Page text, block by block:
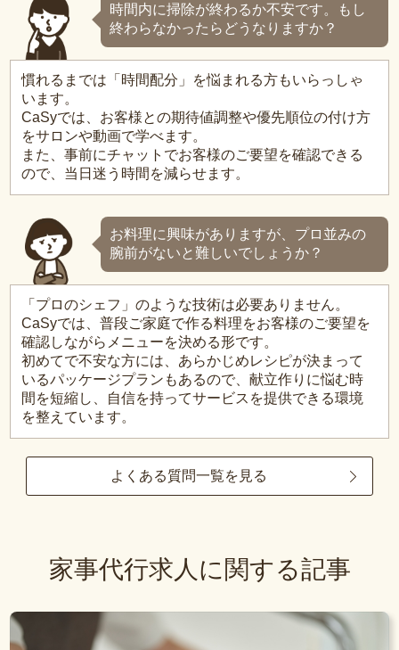
時間内に掃除が終わるか不安です。もし
終わらなかったらどうなりますか？
慣れるまでは「時間配分」を悩まれる方もいらっしゃ
います。
CaSyでは、お客様との期待値調整や優先順位の付け方
をサロンや動画で学べます。
また、事前にチャットでお客様のご要望を確認できる
ので、当日迷う時間を減らせます。
お料理に興味がありますが、プロ並みの
腕前がないと難しいでしょうか？
「プロのシェフ」のような技術は必要ありません。
CaSyでは、普段ご家庭で作る料理をお客様のご要望を
確認しながらメニューを決める形です。
初めてで不安な方には、あらかじめレシピが決まって
いるパッケージプランもあるので、献立作りに悩む時
間を短縮し、自信を持ってサービスを提供できる環境
を整えています。
よくある質問一覧を見る
家事代行求人に関する記事